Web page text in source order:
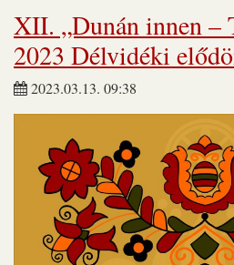
XII. „Dunán innen –
2023 Délvidéki
2023.03.13. 09:38